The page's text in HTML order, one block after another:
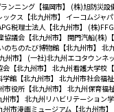
ンニング【福岡市】 (株)旭防災設
クス【北九州市】 イーコムジャ
税理士法人【北九州市】 (株
議会【北九州市】 関門汽船(株)【
のちのたび博物館【北九州市】 北
州市】 (一社)北九州エコタウンネ
【北九州市】 北九州看護大学校【
館【北九州市】 北九州市社会福
市役所【北九州市】 北九州保育福
市】 北九州リハビリテーション
州市漫画ミュージアム【北九州市】